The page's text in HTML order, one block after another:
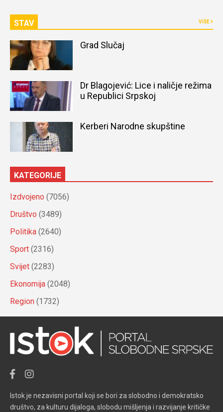
STAV VIŠE
Grad Slučaj
Dr Blagojević: Lice i naličje režima
u Republici Srpskoj
Kerberi Narodne skupštine
KATEGORIJE
Izdvojeno (7056)
Društvo (3489)
Politika (2640)
Sport (2316)
Svijet (2283)
Ekonomija (2048)
Region (1732)
Istok je nezavisni portal koji se bori za slobodno i demokratsko
društvo, za kulturu dijaloga, slobodu mišljenja i razvijanje kritičke